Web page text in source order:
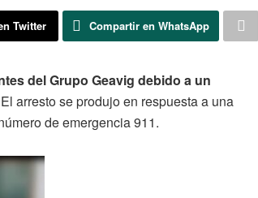
Twitter Compartir en WhatsApp
del Grupo Geavig debido a un
arresto se produjo en respuesta a una
de emergencia 911.